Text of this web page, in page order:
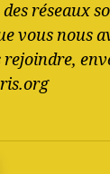
réseaux
vous nous